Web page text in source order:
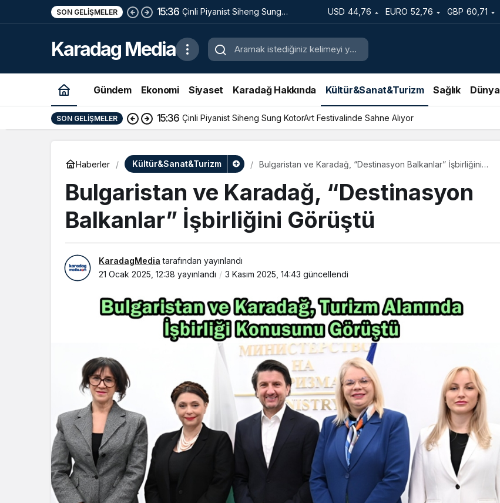
SON GELIŞMELER 15:36 Çinli Piyanist Siheng Sung
Alıyor
USD 44,76 EURO 52,76 GBP 60,71
Karadag Media
Gündem Ekonomi Siyaset Karadağ Hakkında Kültür&Sanat&Turizm Sağlık Dünya
SON GELIŞMELER 15:36 Çinli Piyanist Siheng Sung KotorArt Festivalinde Sahne Alıyor
Haberler Kültür&Sanat&Turizm
Bulgaristan ve Karadağ, “Destinasyon Balkanlar” İşbirliğini
Bulgaristan ve Karadağ, “Destinasyon
Balkanlar” İşbirliğini Görüştü
KaradagMedia tarafından yayınlandı
21 Ocak 2025, 12:38 yayınlandı 3 Kasım 2025, 14:43 güncellendi